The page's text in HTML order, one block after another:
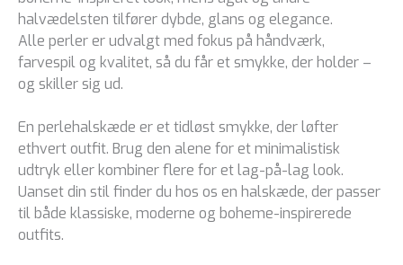
halvædelsten tilfører dybde, glans og elegance.
Alle perler er udvalgt med fokus på håndværk,
farvespil og kvalitet, så du får et smykke, der holder –
og skiller sig ud.
En perlehalskæde er et tidløst smykke, der løfter
ethvert outfit. Brug den alene for et minimalistisk
udtryk eller kombiner flere for et lag-på-lag look.
Uanset din stil finder du hos os en halskæde, der passer
til både klassiske, moderne og boheme-inspirerede
outfits.